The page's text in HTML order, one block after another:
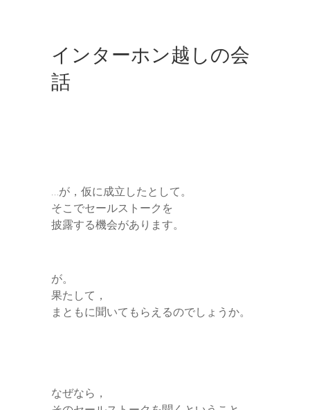
インターホン越しの会
話
…が，仮に成立したとして。
そこでセールストークを
披露する機会があります。
が。
果たして，
まともに聞いてもらえるのでしょうか。
なぜなら，